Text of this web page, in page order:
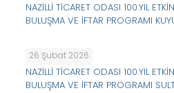
NAZİLLİ TİCARET ODASI 100.YIL
BULUŞMA VE İFTAR PROGRAMI
26 Şubat 2026
NAZİLLİ TİCARET ODASI 100.YIL
BULUŞMA VE İFTAR PROGRAMI